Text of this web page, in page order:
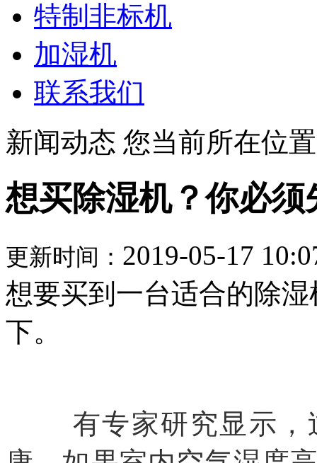
特制非标机
加湿机
联系我们
新闻动态 您当前所在位
想买除湿机？你必须
更新时间： 2019-05-17
想要买到一台适合的除
下。
有专家研究显示，